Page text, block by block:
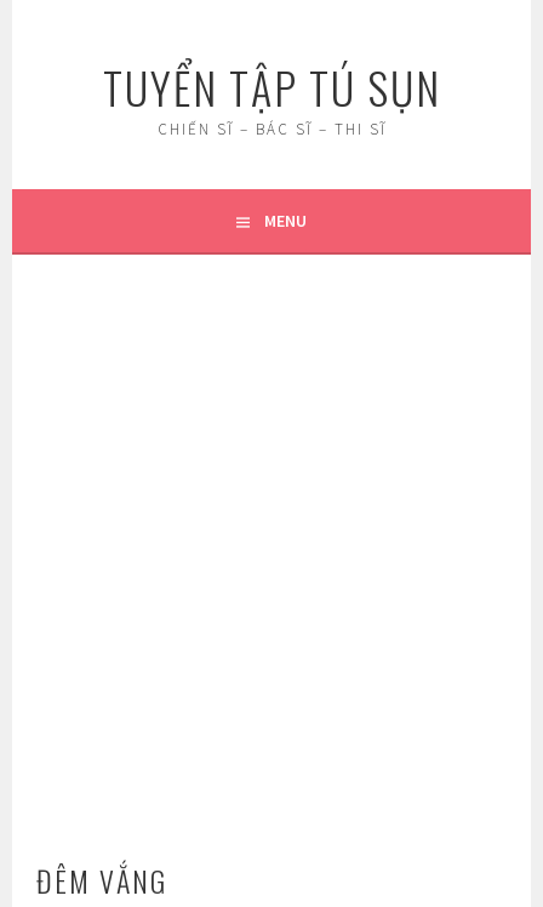
TUYỂN TẬP TÚ SỤN
CHIẾN SĨ – BÁC SĨ – THI SĨ
MENU
ĐÊM VẮNG